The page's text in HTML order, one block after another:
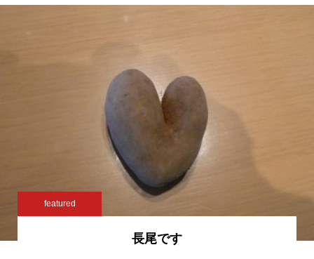
featured
長尾です